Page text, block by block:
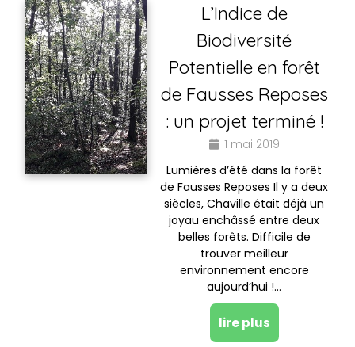
L’Indice de
Biodiversité
Potentielle en forêt
de Fausses Reposes
: un projet terminé !
1 mai 2019
Lumières d’été dans la forêt
de Fausses Reposes Il y a deux
siècles, Chaville était déjà un
joyau enchâssé entre deux
belles forêts. Difficile de
trouver meilleur
environnement encore
aujourd’hui !…
lire plus